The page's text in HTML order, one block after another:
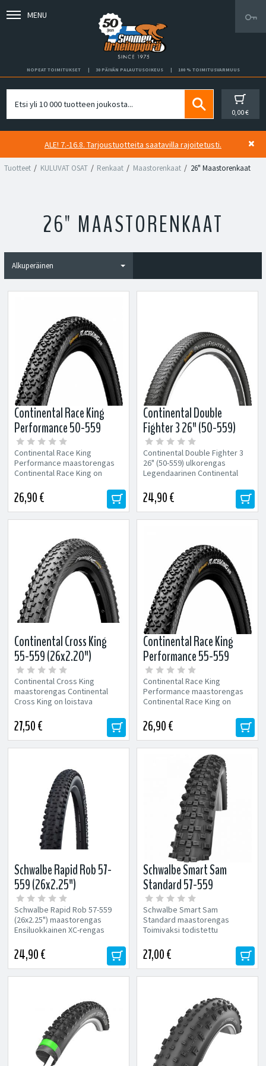
MENU
NOPEAT TOIMITUKSET 30 PÄIVÄN PALAUTUSOIKEUS 100 % TOIMITUSVARMUUS
0,00 €
ALE! 7.-16.8. Tarjoustuotteita saatavilla rajoitetusti.
Tuotteet KULUVAT OSAT Renkaat Maastorenkaat 26" Maastorenkaat
26" MAASTORENKAAT
Continental Race King
Performance 50-559
(26x2.0") maastorengas
Continental Race King
Performance maastorengas
Continental Race King on
vaativaankin...
26,90 €
Continental Double
Fighter 3 26" (50-559)
ulkorengas
Continental Double Fighter 3
26" (50-559) ulkorengas
Legendaarinen Continental
24,90 €
Continental Cross King
55-559 (26x2.20")
maastorengas
Continental Cross King
maastorengas Continental
Cross King on loistava
sekä...
27,50 €
Continental Race King
Performance 55-559
(26x2.2") maastorengas
Continental Race King
Performance maastorengas
Continental Race King on
vaativaankin...
26,90 €
Schwalbe Rapid Rob 57-
559 (26x2.25")
maastorengas
Schwalbe Rapid Rob 57-559
(26x2.25") maastorengas
Ensiluokkainen XC-rengas
Guard-lävistyssuojauksella.
Alhainen...
24,90 €
Schwalbe Smart Sam
Standard 57-559
(26x2.25") maastorengas
Schwalbe Smart Sam
Standard maastorengas
Toimivaksi todistettu
monenlaiseen ajoon.
Alhainen...
27,00 €